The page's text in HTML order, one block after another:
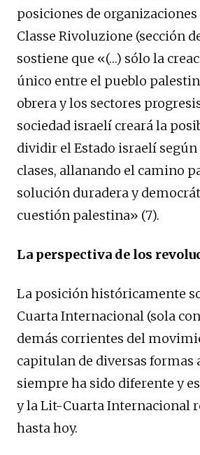
posiciones de
Classe Rivoluzione (sección
sostiene que «(…) sólo la
único entre el pueblo
obrera y los sectores
sociedad israelí creará la
dividir el Estado israelí según
clases, allanando el camino
solución duradera y
cuestión palestina» (7).
La perspectiva de los
La posición históricamente
Cuarta Internacional (sola
demás corrientes del
capitulan de diversas formas
siempre ha sido diferente y
y la Lit-Cuarta Internacional
hasta hoy.